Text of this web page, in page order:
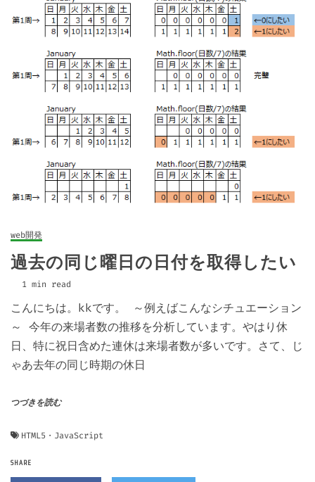
web開発
過去の同じ曜日の日付を取得したい
1 min read
こんにちは。kkです。 ～例えばこんなシチュエーション
～ 今年の来場者数の推移を分析しています。やはり休
日、特に祝日含めた連休は来場者数が多いです。さて、じ
ゃあ去年の同じ時期の休日
つづきを読む
HTML5・JavaScript
SHARE